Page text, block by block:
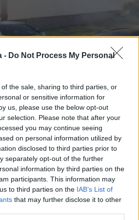
- Do Not Process My Personal
the sale, sharing to third parties, or
or sensitive information for
us, please use the below opt-out
selection. Please note that after your
you may continue seeing
on personal information utilized by
disclosed to third parties prior to
separately opt-out of the further
information by third parties on the
participants. This information may
to third parties on the IAB’s List of
that may further disclose it to other
è una serie ultra esclusiva ispirata
ai samurai